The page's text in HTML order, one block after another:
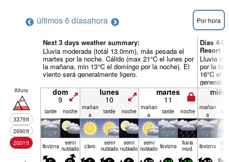
últimos 6 díasahora Por hora
Next 3 days weather summary:
Lluvia moderada (totál 13.0mm), más pesada el
martes por la noche. Cálido (max 21°C el lunes por
la mañana, min 13°C el domingo por la noche). El
viento será generalmente ligero.
Días 4-6
Resort
Lluvia
por la
16°C el
Altura
3379ft
2690ft
2001ft
dom
9
lunes
10
martes
11
tarde noche mañan
a
tarde noche mañan
a
tarde noche mañan
a
llov­izna semi
nublado claro semi
nublado
semi
nublado
semi
nublado llov­izna lluvia
mod. llov­izna